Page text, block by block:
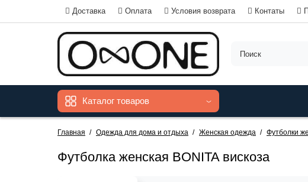
Доставка Оплата Условия возврата Контаты
Каталог товаров
Главная Одежда для дома и отдыха Женская одежда Футболки
Футболка женская BONITA вискоза